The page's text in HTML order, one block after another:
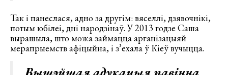
Так і панеслася, адно за другім: вяселлі, дзявочнікі,
потым юбілеі, дні народзінаў. У 2013 годзе Саша
вырашыла, што можа займацца арганізацыяй
мерапрыемств афіцыйна, і з’ехала ў Кіеў вучыцца.